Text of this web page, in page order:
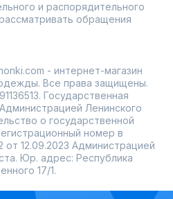
и распорядительного
обращения
- интернет-магазин
Все права защищены.
Государственная
Ленинского
о государственной
номер в
12.09.2023 Администрацией
Юр. адрес: Республика
17/1.